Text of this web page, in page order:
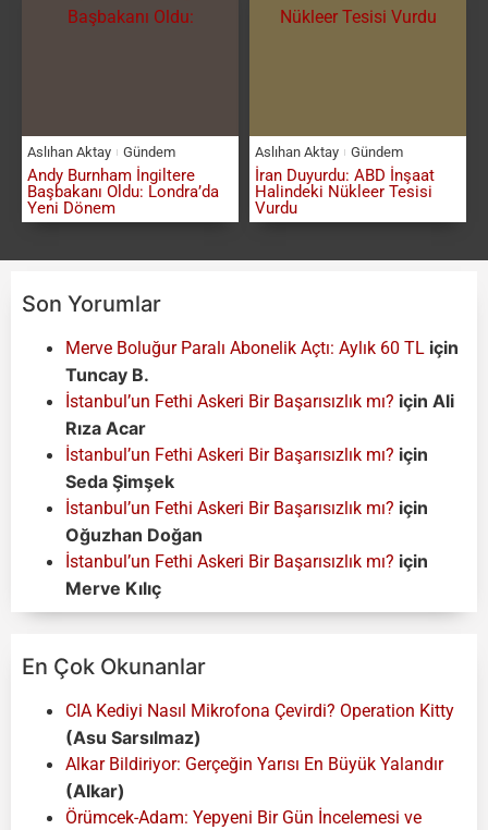
Aslıhan Aktay Gündem
Andy Burnham İngiltere
Başbakanı Oldu: Londra’da
Yeni Dönem
Aslıhan Aktay Gündem
İran Duyurdu: ABD İnşaat
Halindeki Nükleer Tesisi
Vurdu
Son Yorumlar
Merve Boluğur Paralı Abonelik Açtı: Aylık 60 TL için
Tuncay B.
İstanbul’un Fethi Askeri Bir Başarısızlık mı? için Ali
Rıza Acar
İstanbul’un Fethi Askeri Bir Başarısızlık mı? için
Seda Şimşek
İstanbul’un Fethi Askeri Bir Başarısızlık mı? için
Oğuzhan Doğan
İstanbul’un Fethi Askeri Bir Başarısızlık mı? için
Merve Kılıç
En Çok Okunanlar
CIA Kediyi Nasıl Mikrofona Çevirdi? Operation Kitty
(Asu Sarsılmaz)
Alkar Bildiriyor: Gerçeğin Yarısı En Büyük Yalandır
(Alkar)
Örümcek-Adam: Yepyeni Bir Gün İncelemesi ve